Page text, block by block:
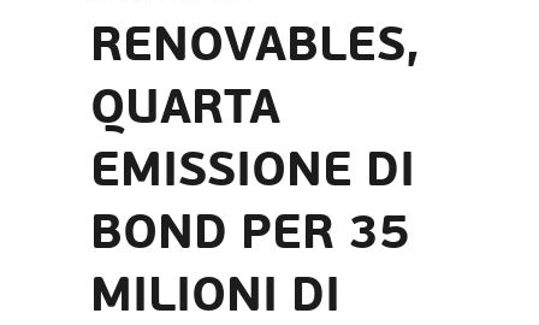
RENOVABLES,
QUARTA
EMISSIONE DI
BOND PER 35
MILIONI DI